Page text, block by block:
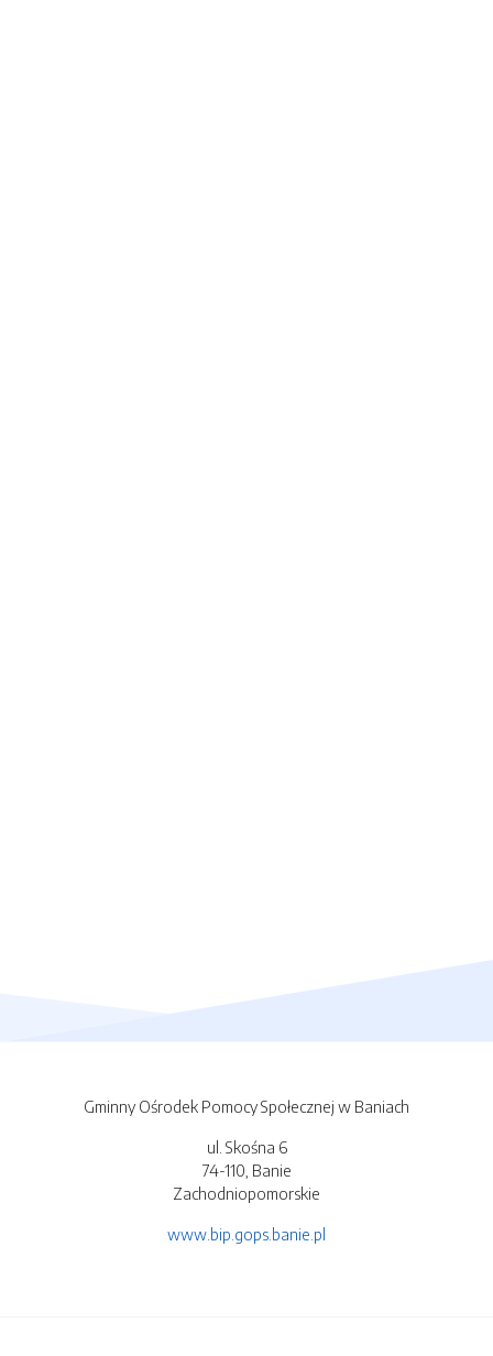
Gminny Ośrodek Pomocy Społecznej w Baniach
ul. Skośna 6
74-110, Banie
Zachodniopomorskie
www.bip.gops.banie.pl